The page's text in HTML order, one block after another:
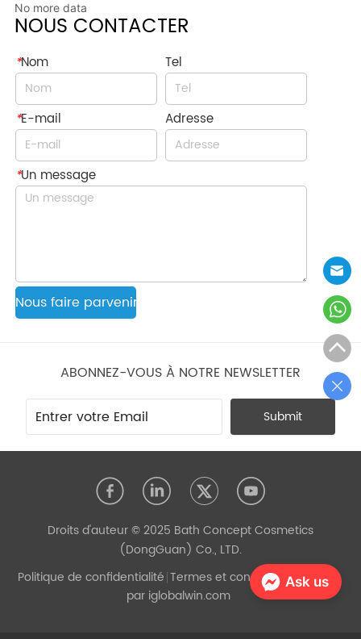
No more data
NOUS CONTACTER
*Nom Tel
*E-mail Adresse
*Un message
Nous faire parvenir
ABONNEZ-VOUS À NOTRE NEWSLETTER
Submit
Droits d'auteur © 2025 Bath Concept Cosmetics
(DongGuan) Co., LTD.
Politique de confidentialité Termes et conditions
Propulsé
par iglobalwin.com
Ask us